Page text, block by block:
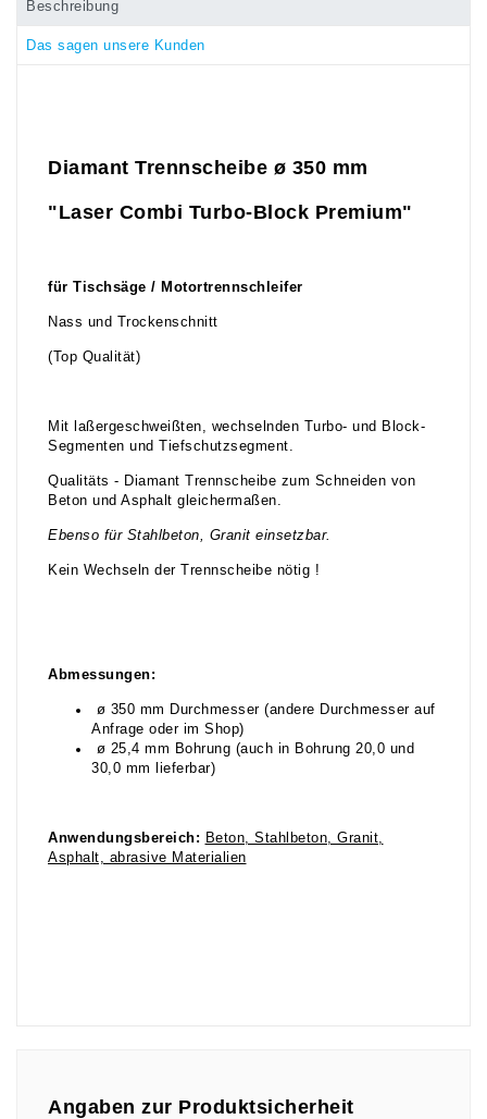
Beschreibung
Das sagen unsere Kunden
Diamant Trennscheibe ø 350 mm
"Laser Combi Turbo-Block Premium"
für Tischsäge / Motortrennschleifer
Nass und Trockenschnitt
(Top Qualität)
Mit laßergeschweißten, wechselnden Turbo- und Block-
Segmenten und Tiefschutzsegment.
Qualitäts - Diamant Trennscheibe zum Schneiden von
Beton und Asphalt gleichermaßen.
Ebenso für Stahlbeton, Granit einsetzbar.
Kein Wechseln der Trennscheibe nötig !
Abmessungen:
ø 350 mm Durchmesser (andere Durchmesser auf
Anfrage oder im Shop)
ø 25,4 mm Bohrung (auch in Bohrung 20,0 und
30,0 mm lieferbar)
Anwendungsbereich: Beton, Stahlbeton, Granit,
Asphalt, abrasive Materialien
Angaben zur Produktsicherheit